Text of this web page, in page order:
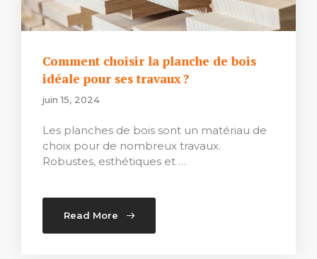
Comment choisir la planche de bois
idéale pour ses travaux ?
juin 15, 2024
Les planches de bois sont un matériau de
choix pour de nombreux travaux.
Robustes, esthétiques et …
Read More